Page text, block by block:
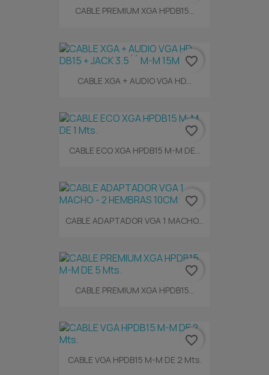
CABLE PREMIUM XGA HPDB15...
CABLE XGA + AUDIO VGA HD...
favorite_border
CABLE ECO XGA HPDB15 M-M DE...
favorite_border
CABLE ADAPTADOR VGA 1 MACHO...
favorite_border
CABLE PREMIUM XGA HPDB15...
favorite_border
CABLE VGA HPDB15 M-M DE 2 Mts.
favorite_border